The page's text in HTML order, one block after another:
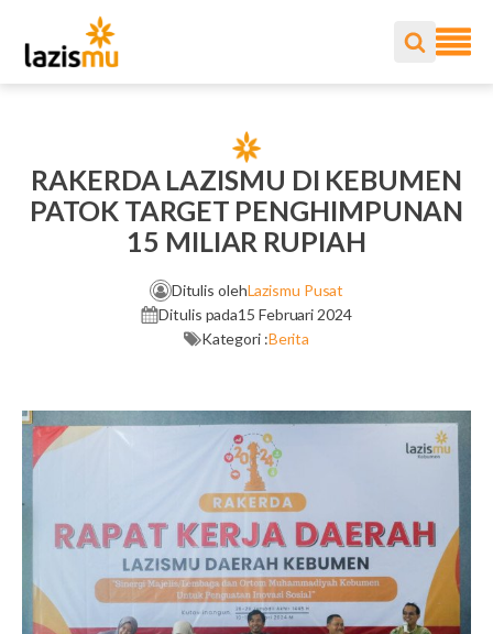
RAKERDA LAZISMU DI KEBUMEN
PATOK TARGET PENGHIMPUNAN
15 MILIAR RUPIAH
Ditulis olehLazismu Pusat
Ditulis pada15 Februari 2024
Kategori :Berita